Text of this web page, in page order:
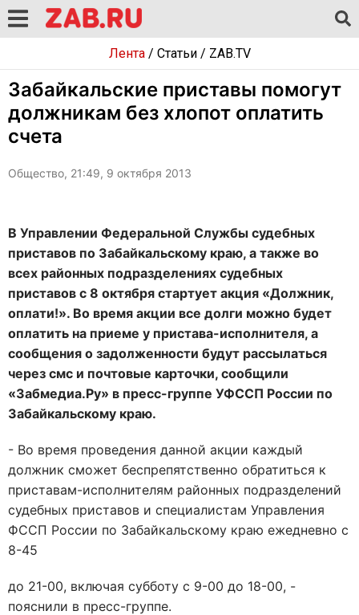
Лента/ Статьи/ ZAB.TV
Забайкальские приставы помогут
должникам без хлопот оплатить
счета
Общество, 21:49, 9 октября 2013
В Управлении Федеральной Службы судебных
приставов по Забайкальскому краю, а также во
всех районных подразделениях судебных
приставов с 8 октября стартует акция «Должник,
оплати!». Во время акции все долги можно будет
оплатить на приеме у пристава-исполнителя, а
сообщения о задолженности будут рассылаться
через смс и почтовые карточки, сообщили
«Забмедиа.Ру» в пресс-группе УФССП России по
Забайкальскому краю.
- Во время проведения данной акции каждый
должник сможет беспрепятственно обратиться к
приставам-исполнителям районных подразделений
судебных приставов и специалистам Управления
ФССП России по Забайкальскому краю ежедневно с
8-45
до 21-00, включая субботу с 9-00 до 18-00, -
пояснили в пресс-группе.